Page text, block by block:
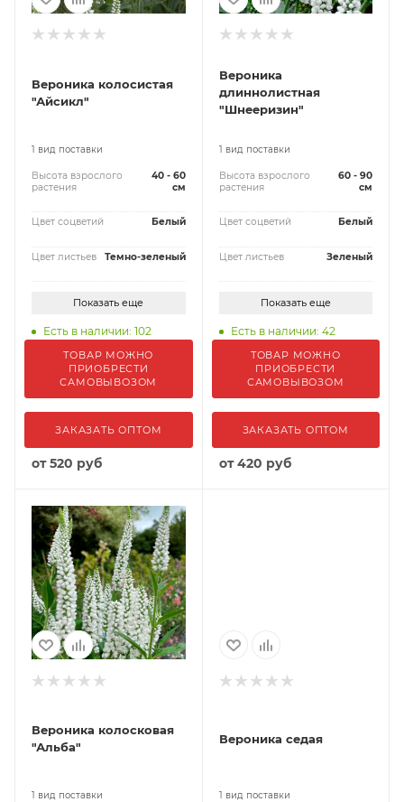
Вероника колосистая
"Айсикл"
1 вид поставки
Высота взрослого
растения
40 - 60
см
Цвет соцветий Белый
Цвет листьев Темно-зеленый
Показать еще
Есть в наличии: 102
ТОВАР МОЖНО
ПРИОБРЕСТИ
САМОВЫВОЗОМ
ЗАКАЗАТЬ ОПТОМ
от520 руб
Вероника
длиннолистная
"Шнееризин"
1 вид поставки
Высота взрослого
растения
60 - 90
см
Цвет соцветий Белый
Цвет листьев Зеленый
Показать еще
Есть в наличии: 42
ТОВАР МОЖНО
ПРИОБРЕСТИ
САМОВЫВОЗОМ
ЗАКАЗАТЬ ОПТОМ
от420 руб
Вероника колосковая
"Альба"
1 вид поставки
Вероника седая
1 вид поставки